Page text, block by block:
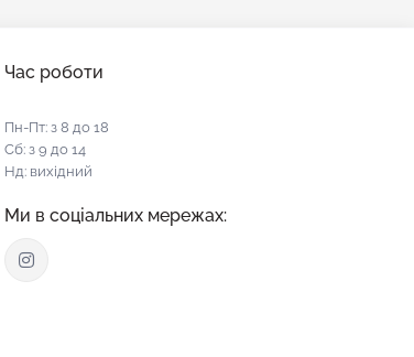
Час роботи
Пн-Пт: з 8 до 18
Сб: з 9 до 14
Нд: вихідний
Ми в соціальних мережах: